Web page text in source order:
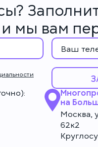
мы вам
на
Москва,
62к2